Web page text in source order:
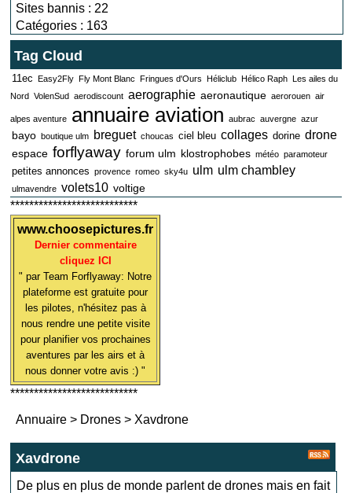
Sites bannis : 22
Catégories : 163
Tag Cloud
11ec Easy2Fly Fly Mont Blanc Fringues d'Ours Héliclub Hélico Raph Les ailes du
Nord VolenSud aerodiscount aerographie aeronautique aerorouen air
alpes aventure annuaire aviation aubrac auvergne azur
bayo boutique ulm breguet choucas ciel bleu collages dorine drone
espace forflyaway forum ulm klostrophobes météo paramoteur
petites annonces provence romeo sky4u ulm ulm chambley
ulmavendre volets10 voltige
***************************
www.choosepictures.fr
Dernier commentaire
cliquez ICI
" par Team Forflyaway: Notre
plateforme est gratuite pour
les pilotes, n'hésitez pas à
nous rendre une petite visite
pour planifier vos prochaines
aventures par les airs et à
nous donner votre avis :) "
***************************
Annuaire > Drones > Xavdrone
Xavdrone
De plus en plus de monde parlent de drones mais en fait